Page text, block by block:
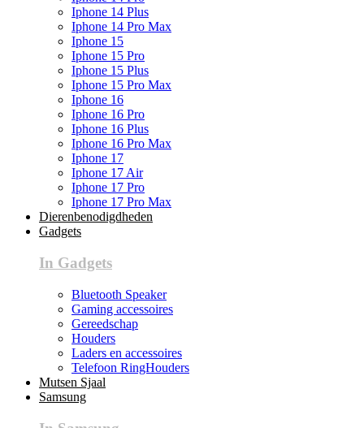
Iphone 14 Plus
Iphone 14 Pro Max
Iphone 15
Iphone 15 Pro
Iphone 15 Plus
Iphone 15 Pro Max
Iphone 16
Iphone 16 Pro
Iphone 16 Plus
Iphone 16 Pro Max
Iphone 17
Iphone 17 Air
Iphone 17 Pro
Iphone 17 Pro Max
Dierenbenodigdheden
Gadgets
In Gadgets
Bluetooth Speaker
Gaming accessoires
Gereedschap
Houders
Laders en accessoires
Telefoon RingHouders
Mutsen Sjaal
Samsung